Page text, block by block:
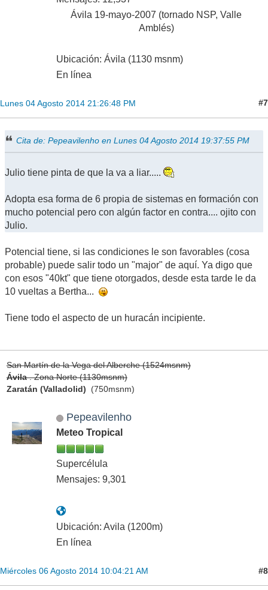
Ávila 19-mayo-2007 (tornado NSP, Valle
Amblés)
Ubicación: Ávila (1130 msnm)
En línea
Lunes 04 Agosto 2014 21:26:48 PM #7
Cita de: Pepeavilenho en Lunes 04 Agosto 2014 19:37:55 PM
Julio tiene pinta de que la va a liar.....
Adopta esa forma de 6 propia de sistemas en formación con
mucho potencial pero con algún factor en contra.... ojito con
Julio.
Potencial tiene, si las condiciones le son favorables (cosa
probable) puede salir todo un "major" de aquí. Ya digo que
con esos "40kt" que tiene otorgados, desde esta tarde le da
10 vueltas a Bertha...
Tiene todo el aspecto de un huracán incipiente.
San Martín de la Vega del Alberche (1524msnm)
Ávila. Zona Norte (1130msnm)
Zaratán (Valladolid) (750msnm)
Pepeavilenho
Meteo Tropical
Supercélula
Mensajes: 9,301
Ubicación: Avila (1200m)
En línea
Miércoles 06 Agosto 2014 10:04:21 AM #8